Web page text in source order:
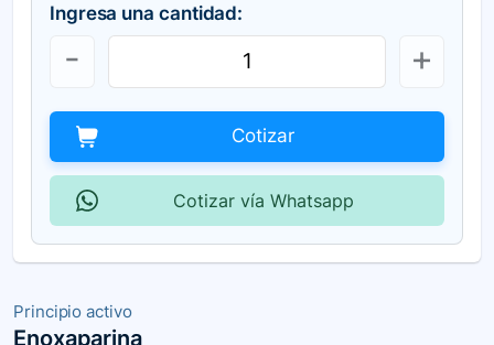
Principio activo
Enoxaparina
Ingresa una cantidad:
Cotizar
Cotizar vía Whatsapp